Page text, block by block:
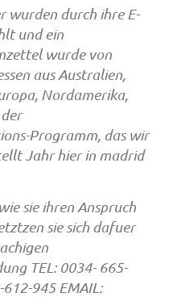
wurden durch ihre E-
und ein
wurde von
aus Australien,
Nordamerika,
Programm, das wir
Jahr hier in madrid
sie ihren Anspruch
sie sich dafuer
TEL: 0034- 665-
945 EMAIL: